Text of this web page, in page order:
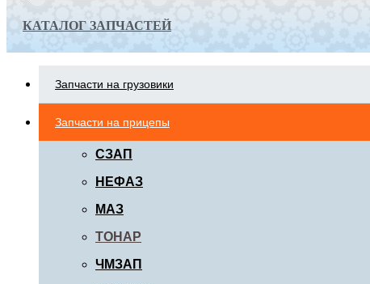
КАТАЛОГ ЗАПЧАСТЕЙ
Запчасти на грузовики
Запчасти на прицепы
СЗАП
НЕФАЗ
МАЗ
ТОНАР
ЧМЗАП